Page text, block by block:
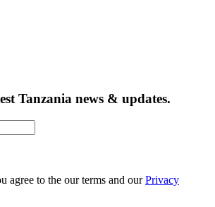
Tanzania news & updates.
agree to the our terms and ourPrivacy